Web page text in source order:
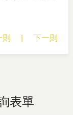
則 |下一則
表單